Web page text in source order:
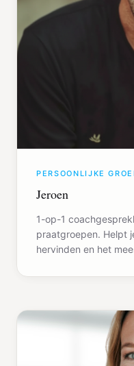
PERSOONLIJKE GROEI
Jeroen
1-op-1
praatgroepen. Helpt
hervinden en het